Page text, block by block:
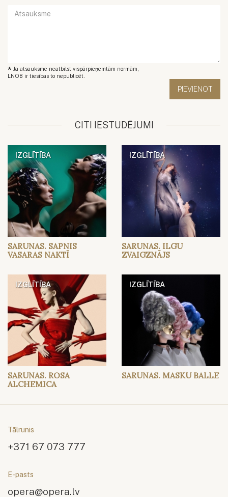
* Ja atsauksme neatbilst vispārpieņemtām normām,
LNOB ir tiesības to nepublicēt.
CITI IESTUDĒJUMI
IZGLĪTĪBA
SARUNAS. SAPNIS
VASARAS NAKTĪ
IZGLĪTĪBA
SARUNAS. ILGU
ZVAIGZNĀJS
IZGLĪTĪBA
SARUNAS. ROSA
ALCHEMICA
IZGLĪTĪBA
SARUNAS. MASKU BALLE
Tālrunis
+371 67 073 777
E-pasts
opera@opera.lv